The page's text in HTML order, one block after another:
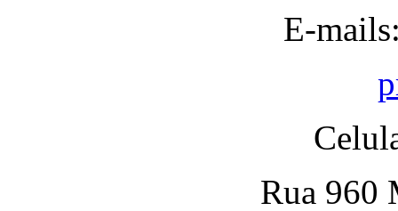
E-
Rua 960